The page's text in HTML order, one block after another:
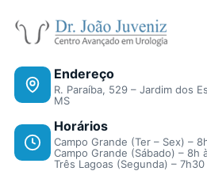
Endereço
R. Paraíba, 529 – Jardim dos
MS
Horários
Campo Grande (Ter – Sex) –
Campo Grande (Sábado) – 8h
Três Lagoas (Segunda) –